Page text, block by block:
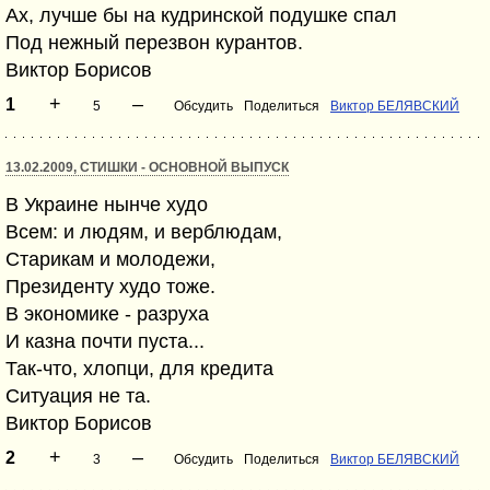
Ах, лучше бы на кудринской подушке спал
Под нежный перезвон курантов.
Виктор Борисов
1 + 5 – Обсудить Поделиться Виктор БЕЛЯВСКИЙ
13.02.2009, СТИШКИ - ОСНОВНОЙ ВЫПУСК
В Украине нынче худо
Всем: и людям, и верблюдам,
Старикам и молодежи,
Президенту худо тоже.
В экономике - разруха
И казна почти пуста...
Так-что, хлопци, для кредита
Ситуация не та.
Виктор Борисов
2 + 3 – Обсудить Поделиться Виктор БЕЛЯВСКИЙ